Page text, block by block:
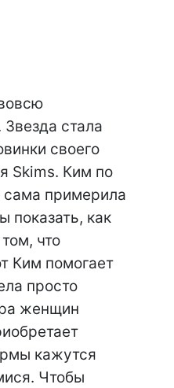
стала
своего
Skims. Ким по
примерила
показать, как
что
Ким помогает
просто
женщин
кажутся
Чтобы